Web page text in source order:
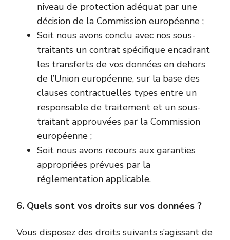
niveau de protection adéquat par une
décision de la Commission européenne ;
Soit nous avons conclu avec nos sous-
traitants un contrat spécifique encadrant
les transferts de vos données en dehors
de l’Union européenne, sur la base des
clauses contractuelles types entre un
responsable de traitement et un sous-
traitant approuvées par la Commission
européenne ;
Soit nous avons recours aux garanties
appropriées prévues par la
réglementation applicable.
6. Quels sont vos droits sur vos données ?
Vous disposez des droits suivants s’agissant de